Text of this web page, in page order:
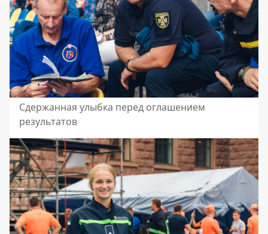
Сдержанная улыбка перед оглашением
результатов